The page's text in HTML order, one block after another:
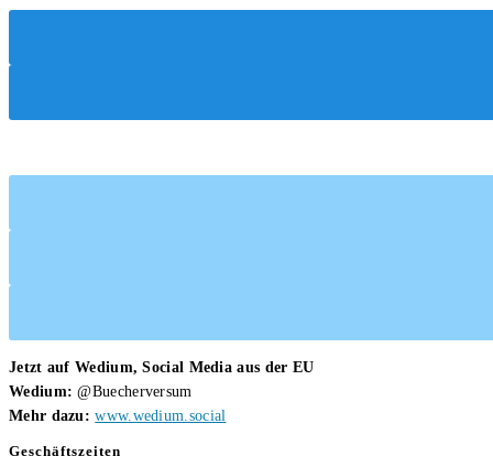
unter
Juri
Jetzt auf Wedium, Social Media aus der EU
Wedium: @Buecherversum
Mehr dazu: www.wedium.social
Geschäftszeiten